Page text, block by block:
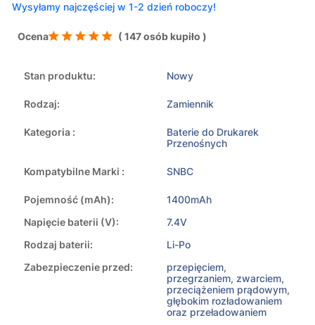
Wysyłamy najczęściej w 1-2 dzień roboczy!
Ocena ( 147 osób kupiło )
Stan produktu: Nowy
Rodzaj: Zamiennik
Kategoria :
Baterie do Drukarek
Przenośnych
Kompatybilne Marki : SNBC
Pojemność (mAh):
1400mAh
Napięcie baterii (V):
7.4V
Rodzaj baterii:
Li-Po
Zabezpieczenie przed:
przepięciem,
przegrzaniem, zwarciem,
przeciążeniem prądowym,
głębokim rozładowaniem
oraz przeładowaniem